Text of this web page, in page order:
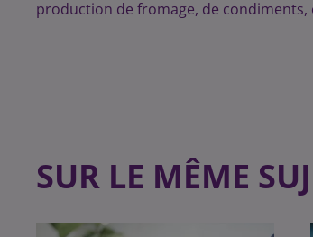
production de fromage, de
SUR LE MÊME